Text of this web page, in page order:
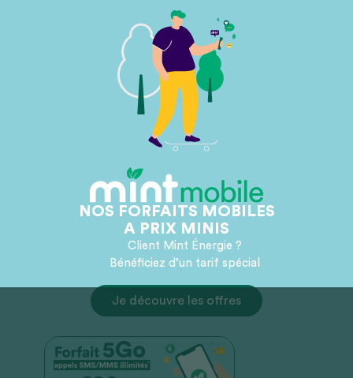
NOS FORFAITS MOBILES
A PRIX MINIS
Client Mint Énergie ?
Bénéficiez d’un tarif spécial
Je découvre les offres